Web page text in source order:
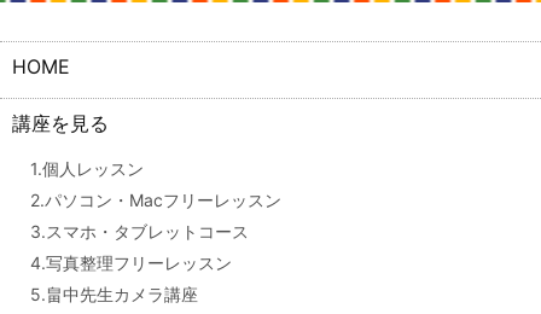
HOME
講座を見る
1.個人レッスン
2.パソコン・Macフリーレッスン
3.スマホ・タブレットコース
4.写真整理フリーレッスン
5.畠中先生カメラ講座